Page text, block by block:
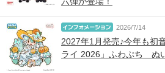
2026/7/14
2027年1月発売♪今年も初
ライ 2026」ふわぷち ぬ